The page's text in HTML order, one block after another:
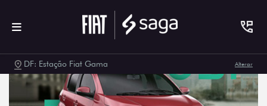
DF: Estação Fiat Gama Alterar